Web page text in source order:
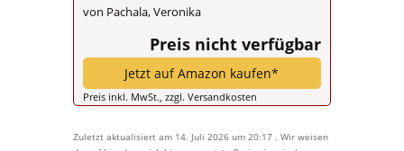
von Pachala, Veronika
Preis nicht verfügbar
Jetzt auf Amazon kaufen*
Preis inkl. MwSt., zzgl. Versandkosten
Zuletzt aktualisiert am 14. Juli 2026 um 20:17 . Wir weisen